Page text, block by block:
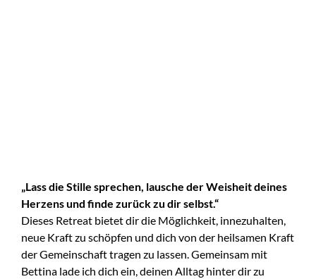
„Lass die Stille sprechen, lausche der Weisheit deines
Herzens und finde zurück zu dir selbst.“
Dieses Retreat bietet dir die Möglichkeit, innezuhalten,
neue Kraft zu schöpfen und dich von der heilsamen Kraft
der Gemeinschaft tragen zu lassen. Gemeinsam mit
Bettina lade ich dich ein, deinen Alltag hinter dir zu